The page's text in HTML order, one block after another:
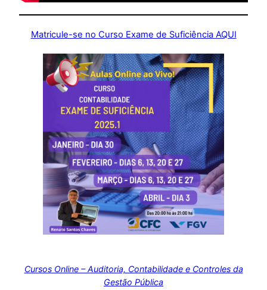
Matricule-se no Curso Exame de Suficiência AQUI
Cursos Online – Auditoria, Contabilidade e Controles da
Gestão Pública